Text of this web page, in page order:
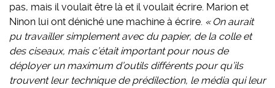
pas, mais il voulait être là et il voulait écrire. Marion et
Ninon lui ont déniché une machine à écrire. « On aurait
pu travailler simplement avec du papier, de la colle et
des ciseaux, mais c’était important pour nous de
déployer un maximum d’outils différents pour qu’ils
trouvent leur technique de prédilection, le média qui leur